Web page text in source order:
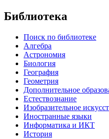
Библиотека
Поиск по библиотеке
Алгебра
Астрономия
Биология
География
Геометрия
Дополнительное
Естествознание
Изобразительное
Иностранные языки
Информатика и ИКТ
История